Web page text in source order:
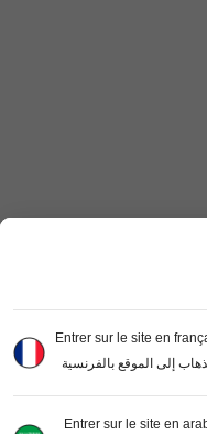
Entrer sur le site en
إلى الموقع بالفرنسية
Entrer sur le site en